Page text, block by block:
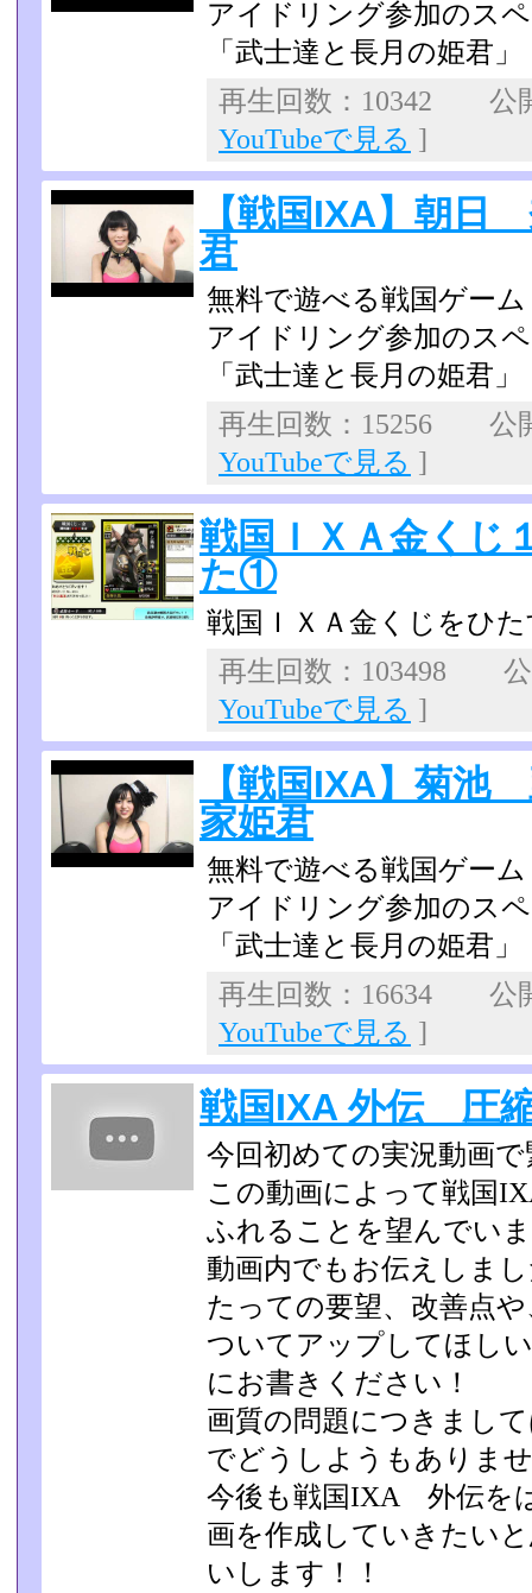
アイドリング参加のス
「武士達と長月の姫君
再生回数：10342 公
YouTubeで見る ]
【戦国IXA】朝
君
無料で遊べる戦国ゲーム
アイドリング参加のス
「武士達と長月の姫君
再生回数：15256 公
YouTubeで見る ]
戦国ＩＸＡ金くじ
た①
戦国ＩＸＡ金くじをひ
再生回数：103498
YouTubeで見る ]
【戦国IXA】菊
家姫君
無料で遊べる戦国ゲーム
アイドリング参加のス
「武士達と長月の姫君
再生回数：16634
YouTubeで見る ]
戦国IXA 外伝 圧
今回初めての実況動画
この動画によって戦国
ふれることを望んでい
動画内でもお伝えしま
たっての要望、改善点
ついてアップしてほし
にお書きください！
画質の問題につきまし
でどうしようもありま
今後も戦国IXA 外伝を
画を作成していきたい
いし­ます！！